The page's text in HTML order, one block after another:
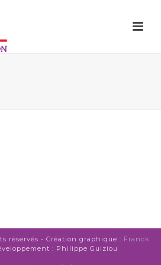
réservés - Création graphique : Franck
: Philippe Guiziou